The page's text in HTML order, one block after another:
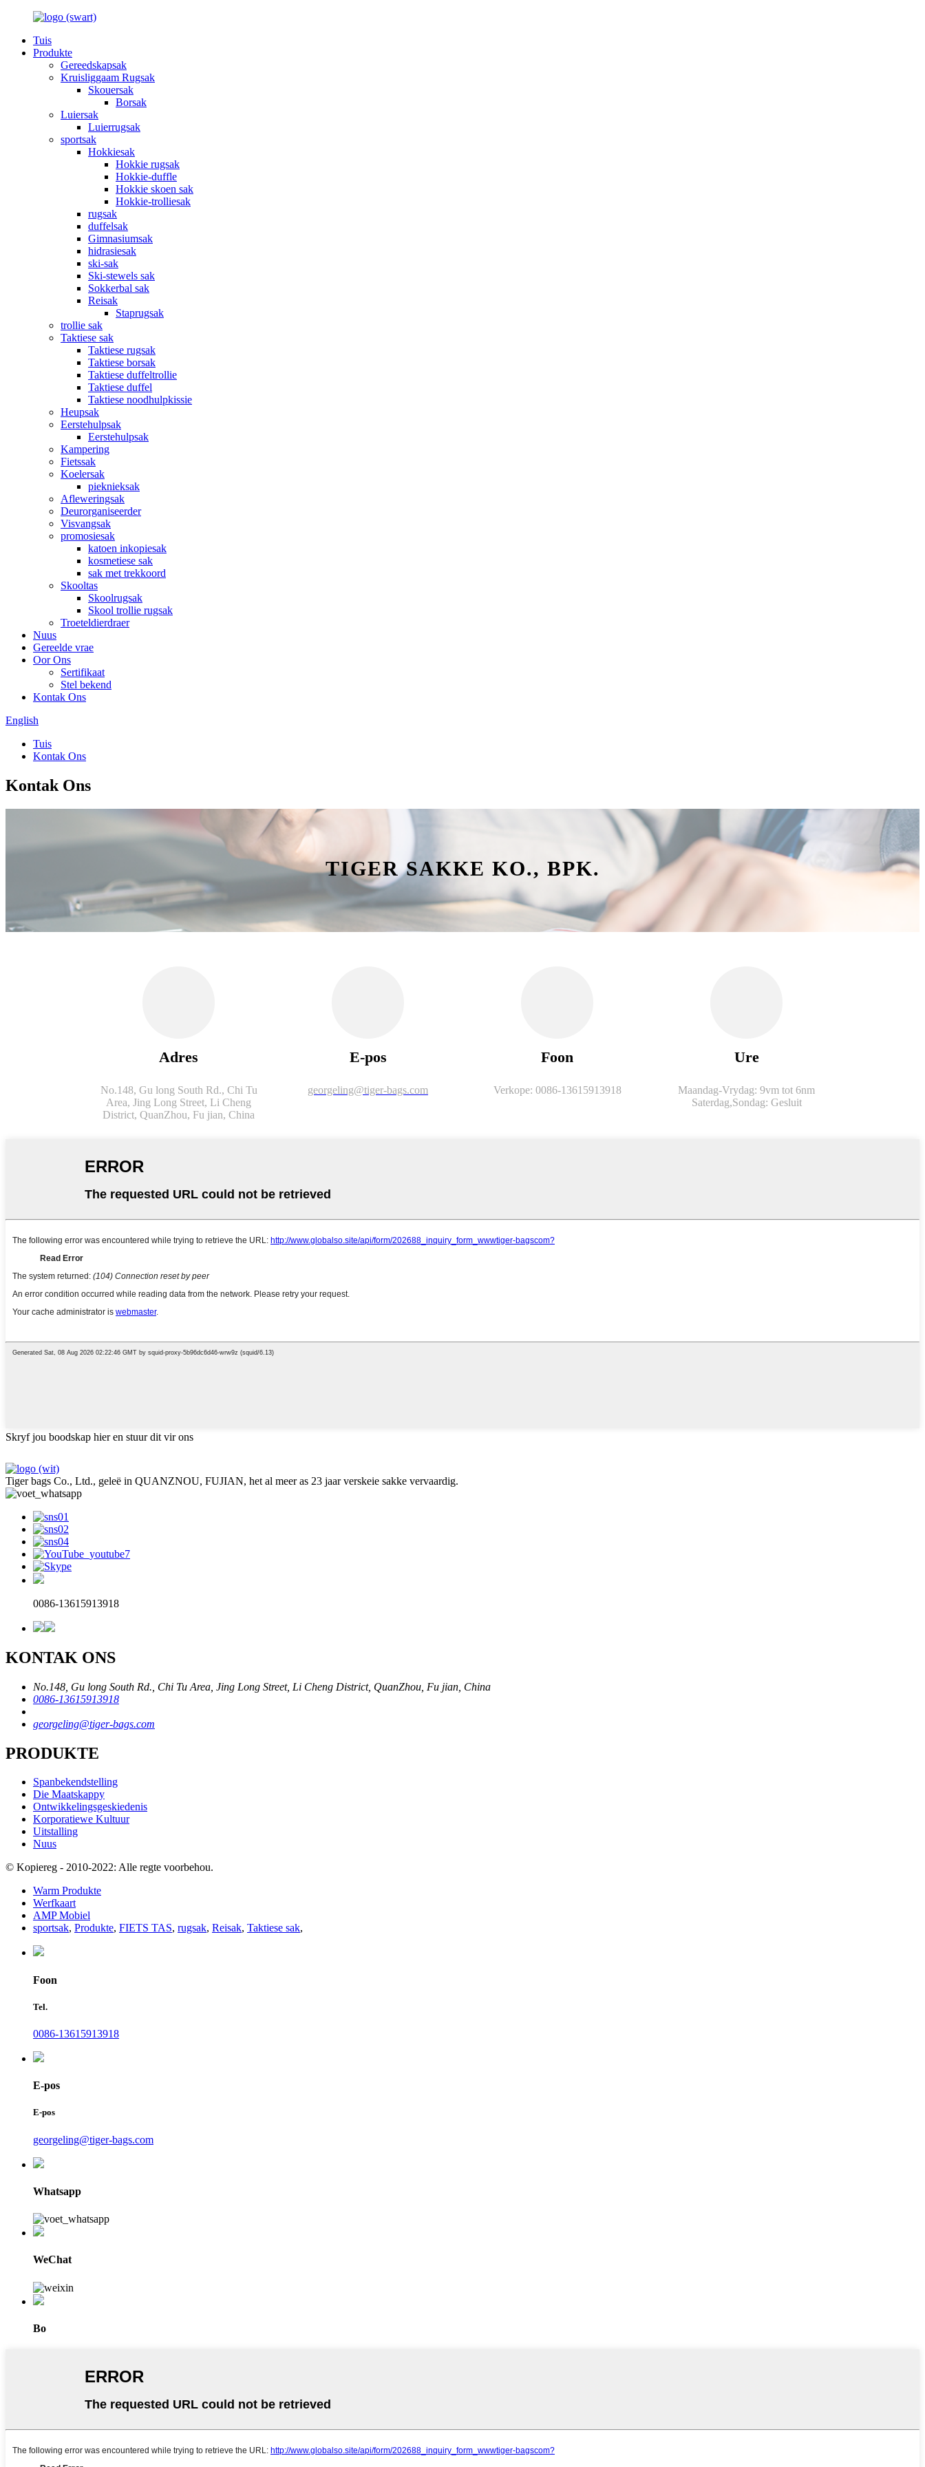
Tuis
Produkte
Gereedskapsak
Kruisliggaam Rugsak
Skouersak
Borsak
Luiersak
Luierrugsak
sportsak
Hokkiesak
Hokkie rugsak
Hokkie-duffle
Hokkie skoen sak
Hokkie-trolliesak
rugsak
duffelsak
Gimnasiumsak
hidrasiesak
ski-sak
Ski-stewels sak
Sokkerbal sak
Reisak
Staprugsak
trollie sak
Taktiese sak
Taktiese rugsak
Taktiese borsak
Taktiese duffeltrollie
Taktiese duffel
Taktiese noodhulpkissie
Heupsak
Eerstehulpsak
Eerstehulpsak
Kampering
Fietssak
Koelersak
pieknieksak
Afleweringsak
Deurorganiseerder
Visvangsak
promosiesak
katoen inkopiesak
kosmetiese sak
sak met trekkoord
Skooltas
Skoolrugsak
Skool trollie rugsak
Troeteldierdraer
Nuus
Gereelde vrae
Oor Ons
Sertifikaat
Stel bekend
Kontak Ons
English
Tuis
Kontak Ons
Kontak Ons
TIGER SAKKE KO., BPK.
Adres
No.148, Gu long South Rd., Chi Tu
Area, Jing Long Street, Li Cheng
District, QuanZhou, Fu jian, China
E-pos
georgeling@tiger-bags.com
Foon
Verkope: 0086-13615913918
Ure
Maandag-Vrydag: 9vm tot 6nm
Saterdag,Sondag: Gesluit
Skryf jou boodskap hier en stuur dit vir ons
Tiger bags Co., Ltd., geleë in QUANZNOU, FUJIAN, het al meer as 23 jaar verskeie sakke vervaardig.
0086-13615913918
KONTAK ONS
No.148, Gu long South Rd., Chi Tu Area, Jing Long Street, Li Cheng District, QuanZhou, Fu jian, China
0086-13615913918
georgeling@tiger-bags.com
PRODUKTE
Spanbekendstelling
Die Maatskappy
Ontwikkelingsgeskiedenis
Korporatiewe Kultuur
Uitstalling
Nuus
© Kopiereg - 2010-2022: Alle regte voorbehou.
Warm Produkte
Werfkaart
AMP Mobiel
sportsak, Produkte, FIETS TAS, rugsak, Reisak, Taktiese sak,
Foon
Tel.
0086-13615913918
E-pos
E-pos
georgeling@tiger-bags.com
Whatsapp
WeChat
Bo